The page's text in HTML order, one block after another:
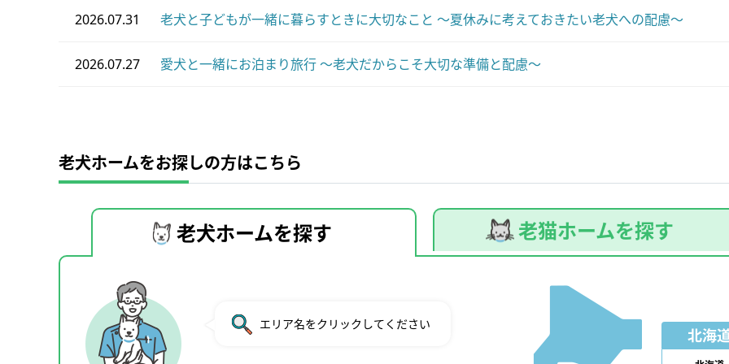
2026.07.31 老犬と子どもが一緒に暮らすときに大切なこと ～夏休みに考えておきたい老犬への配慮～
2026.07.27 愛犬と一緒にお泊まり旅行 ～老犬だからこそ大切な準備と配慮～
老犬ホームをお探しの方はこちら
老犬ホームを探す 老猫ホームを探す
エリア名をクリックしてください
北海